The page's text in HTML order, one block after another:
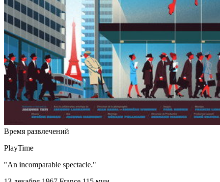
Время развлечений
PlayTime
"An incomparable spectacle."